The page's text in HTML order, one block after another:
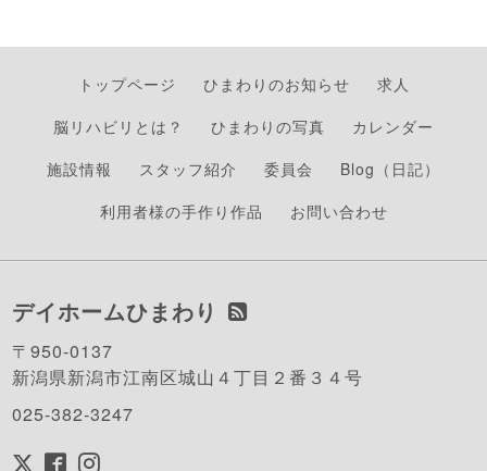
トップページ ひまわりのお知らせ
求人
脳リハビリとは？
ひまわりの写真
カレンダー
施設情報
スタッフ紹介 委員会
Blog（日記）
利用者様の手作り作品
お問い合わせ
デイホームひまわり
〒950-0137
新潟県新潟市江南区城山４丁目２番３４号
025-382-3247